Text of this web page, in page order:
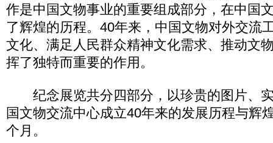
作是中国文物事业的重要组成部分，在中国
了辉煌的历程。40年来，中国文物对外交流
文化、满足人民群众精神文化需求、推动文
挥了独特而重要的作用。
纪念展览共分四部分，以珍贵的图片、
国文物交流中心成立40年来的发展历程与辉
个月。